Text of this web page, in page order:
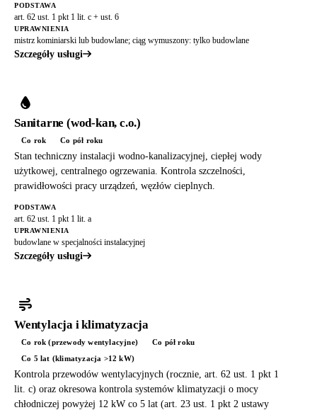
PODSTAWA
art. 62 ust. 1 pkt 1 lit. c + ust. 6
UPRAWNIENIA
mistrz kominiarski lub budowlane; ciąg wymuszony: tylko budowlane
Szczegóły usługi
Sanitarne (wod-kan, c.o.)
Co rok Co pół roku
Stan techniczny instalacji wodno-kanalizacyjnej, ciepłej wody
użytkowej, centralnego ogrzewania. Kontrola szczelności,
prawidłowości pracy urządzeń, węzłów cieplnych.
PODSTAWA
art. 62 ust. 1 pkt 1 lit. a
UPRAWNIENIA
budowlane w specjalności instalacyjnej
Szczegóły usługi
Wentylacja i klimatyzacja
Co rok (przewody wentylacyjne)
Co pół roku
Co 5 lat (klimatyzacja >12 kW)
Kontrola przewodów wentylacyjnych (rocznie, art. 62 ust. 1 pkt 1
lit. c) oraz okresowa kontrola systemów klimatyzacji o mocy
chłodniczej powyżej 12 kW co 5 lat (art. 23 ust. 1 pkt 2 ustawy